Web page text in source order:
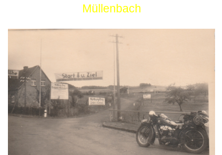
Müllenbach